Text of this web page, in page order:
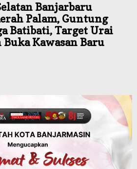
Banjarbaru
Palam, Guntung
Batibati, Target Urai
Kawasan Baru
Arena Panjat Tebing,
Siapkan Sirkuit se-